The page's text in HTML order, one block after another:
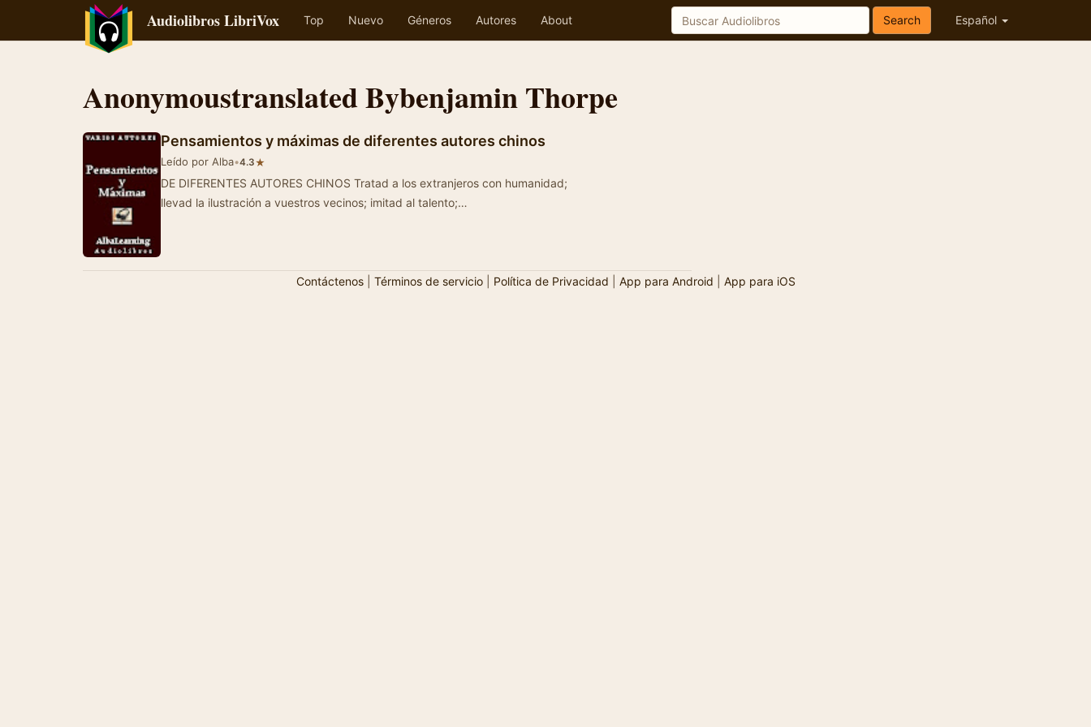
Audiolibros LibriVox Top Nuevo Géneros Autores About Español
Search
Anonymoustranslated Bybenjamin Thorpe
Pensamientos y máximas de diferentes autores chinos
Leído por Alba•4.3★
DE DIFERENTES AUTORES CHINOS Tratad a los extranjeros con humanidad;
llevad la ilustración a vuestros vecinos; imitad al talento;…
Contáctenos| Términos de servicio| Política de Privacidad App para Android App para iOS